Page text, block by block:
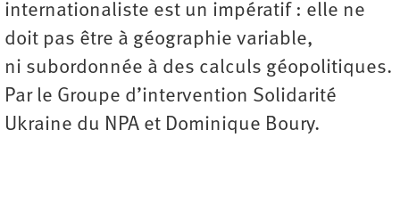
internationaliste est un impératif : elle ne
doit pas être à géographie variable,
ni subordonnée à des calculs géopolitiques.
Par le Groupe d’intervention Solidarité
Ukraine du NPA et Dominique Boury.